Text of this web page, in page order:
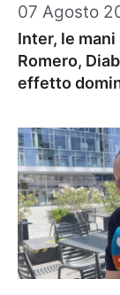
07 Agosto
Inter, le
Romero,
effetto